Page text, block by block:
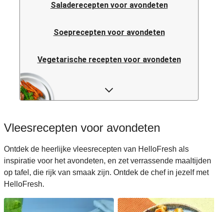
Saladerecepten voor avondeten
Soeprecepten voor avondeten
Vegetarische recepten voor avondeten
Italiaanse pastarecepten voor avondeten
Italiaanse recepten voor avondeten
Japanse recepten voor avondeten
Vleesrecepten voor avondeten
Ontdek de heerlijke vleesrecepten van HelloFresh als
inspiratie voor het avondeten, en zet verrassende maaltijden
op tafel, die rijk van smaak zijn. Ontdek de chef in jezelf met
HelloFresh.